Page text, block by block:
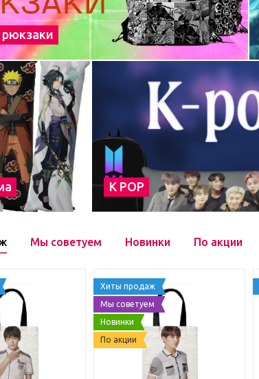
К POP
Мы советуем Новинки По акции
Хиты продаж
Мы советуем
Новинки
По акции